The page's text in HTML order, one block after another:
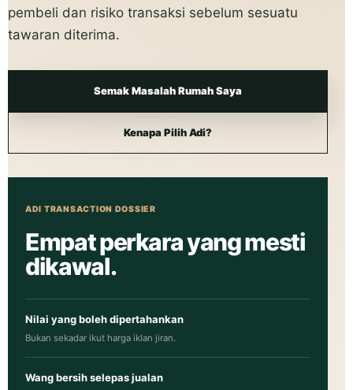
pembeli dan risiko transaksi sebelum sesuatu
tawaran diterima.
Semak Masalah Rumah Saya
Kenapa Pilih Adi?
ADI TRANSACTION DOSSIER
Empat perkara yang mesti
dikawal.
Nilai yang boleh dipertahankan
Bukan sekadar ikut harga iklan jiran.
Wang bersih selepas jualan